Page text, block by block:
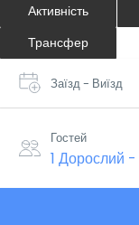
Активність
Трансфер
Заїзд - Виїзд
Гостей
1 Дорослий -